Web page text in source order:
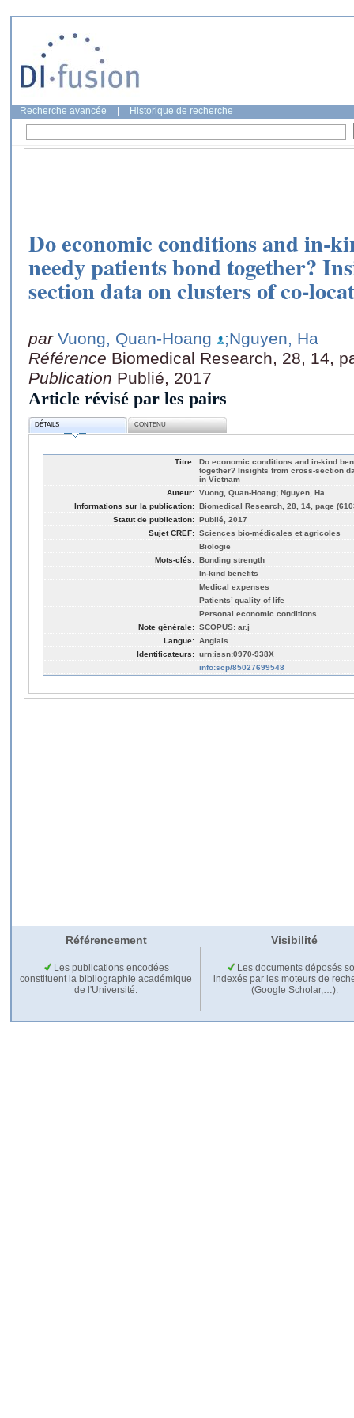
Recherche avancée Historique de recherche
Do economic conditions and in-
needy patients bond together?
section data on clusters of co-
par Vuong, Quan-Hoang
;Nguyen, Ha
Référence Biomedical Research, 28, 14,
Publication Publié, 2017
Article révisé par les pairs
DÉTAILS CONTENU
Titre: Do economic conditions and in-kind
together? Insights from cross-section
in Vietnam
Auteur: Vuong, Quan-Hoang; Nguyen, Ha
Informations sur la publication: Biomedical Research, 28, 14, page
Statut de publication: Publié, 2017
Sujet CREF: Sciences bio-médicales et agricoles
Biologie
Mots-clés: Bonding strength
In-kind benefits
Medical expenses
Patients’ quality of life
Personal economic conditions
Note générale: SCOPUS: ar.j
Langue: Anglais
Identificateurs: urn:issn:0970-938X
info:scp/85027699548
Référencement Visibilité
Les publications encodées
constituent la bibliographie académique
de l'Université.
Les documents déposés
indexés par les moteurs de
(Google Scholar,…).